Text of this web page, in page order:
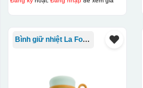
Bình giữ nhiệt La Fonte